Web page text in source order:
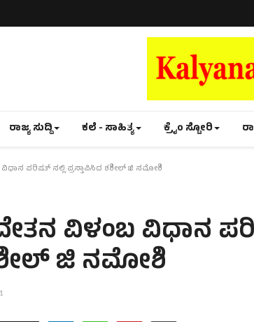
ರಾಜ್ಯ ಸುದ್ದಿ ಕಲೆ - ಸಾಹಿತ್ಯ ಕ್ರೈಂ ಸ್ಟೋರಿ
ವಿಧಾನ ಪರಿಷತ್ ನಲ್ಲಿ ಪ್ರಸ್ತಾಪಿಸಿದ ಶಶೀಲ್ ಜಿ ನಮೋಶಿ
ವಿಳಂಬ ವಿಧಾನ
ಜಿ ನಮೋಶಿ